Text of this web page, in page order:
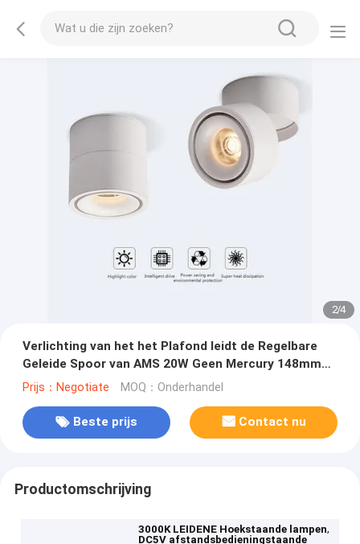
2/4
Verlichting van het het Plafond leidt de Regelbare
Geleide Spoor van AMS 20W Geen Mercury 148mm
Hoogte
Prijs：Negotiate MOQ：Onderhandel
Beste prijs Contact nu
Productomschrijving
3000K LEIDENE Hoekstaande lampen,
DC5V afstandsbedieningstaande